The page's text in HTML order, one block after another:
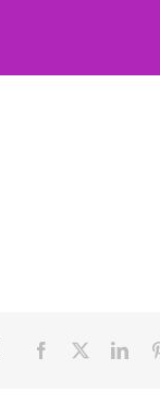
Facebook